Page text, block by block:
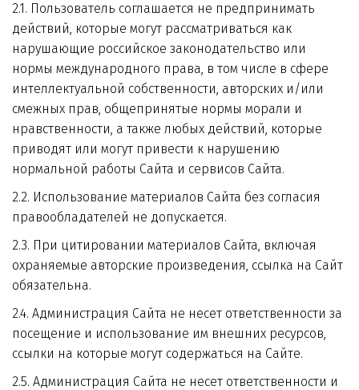
2.1. Пользователь соглашается не предпринимать
действий, которые могут рассматриваться как
нарушающие российское законодательство или
нормы международного права, в том числе в сфере
интеллектуальной собственности, авторских и/или
смежных прав, общепринятые нормы морали и
нравственности, а также любых действий, которые
приводят или могут привести к нарушению
нормальной работы Сайта и сервисов Сайта.
2.2. Использование материалов Сайта без согласия
правообладателей не допускается.
2.3. При цитировании материалов Сайта, включая
охраняемые авторские произведения, ссылка на Сайт
обязательна.
2.4. Администрация Сайта не несет ответственности за
посещение и использование им внешних ресурсов,
ссылки на которые могут содержаться на Сайте.
2.5. Администрация Сайта не несет ответственности и